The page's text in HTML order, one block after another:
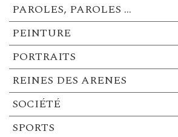
PAROLES, PAROLES …
PEINTURE
PORTRAITS
REINES DES ARENES
SOCIÉTÉ
SPORTS